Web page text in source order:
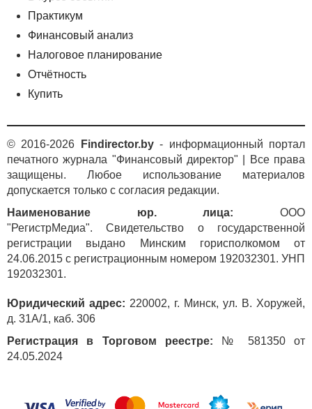
Практикум
Финансовый анализ
Налоговое планирование
Отчётность
Купить
© 2016-2026 Findirector.by- информационный портал
печатного журнала "Финансовый директор" | Все права
защищены. Любое использование материалов
допускается только с согласия редакции.
Наименование юр. лица: ООО
"РегистрМедиа". Свидетельство о государственной
регистрации выдано Минским горисполкомом от
24.06.2015 с регистрационным номером 192032301. УНП
192032301.
Юридический адрес: 220002, г. Минск, ул. В. Хоружей,
д. 31А/1, каб. 306
Регистрация в Торговом реестре: № 581350 от
24.05.2024